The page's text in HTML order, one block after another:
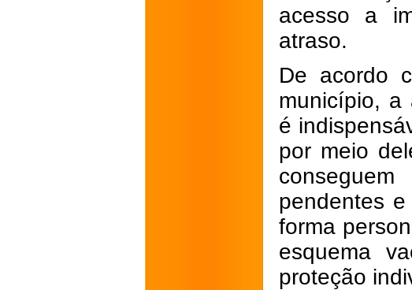
acesso a
atraso.
De acordo
município, a
é
por meio
pendentes
forma
esquema
proteção